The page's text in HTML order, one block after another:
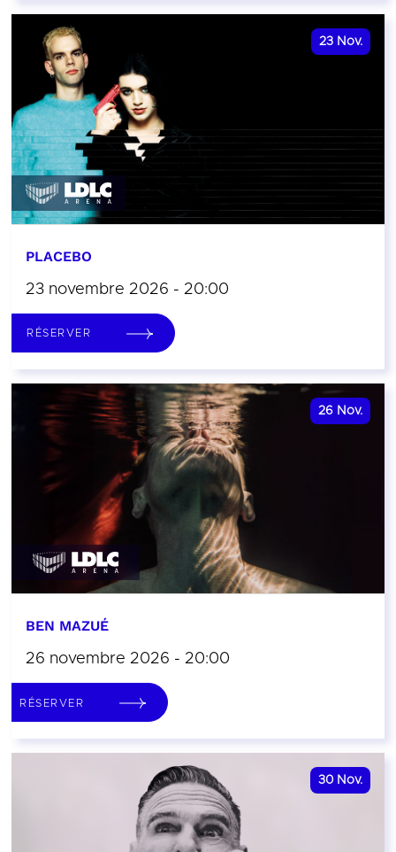
23 Nov.
PLACEBO
23 novembre 2026 - 20:00
RÉSERVER
26 Nov.
BEN MAZUÉ
26 novembre 2026 - 20:00
RÉSERVER
30 Nov.